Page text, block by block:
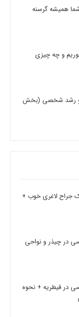
همیشه گرسنه
و چه چیزی
و رشد شخصی (بخش
(9 ویژگی یک جراح لاغری خوب +
در چیذر و نواحی
در قیطریه + نحوه